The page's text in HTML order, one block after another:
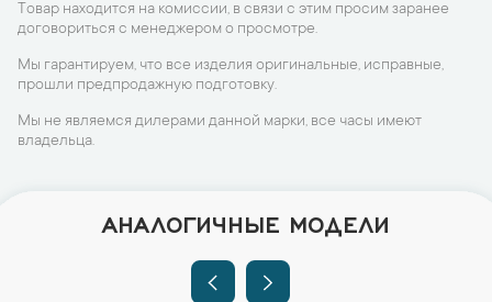
Товар находится на комиссии, в связи с этим просим заранее
договориться с менеджером о просмотре.
Мы гарантируем, что все изделия оригинальные, исправные,
прошли предпродажную подготовку.
Мы не являемся дилерами данной марки, все часы имеют
владельца.
АНАЛОГИЧНЫЕ МОДЕЛИ